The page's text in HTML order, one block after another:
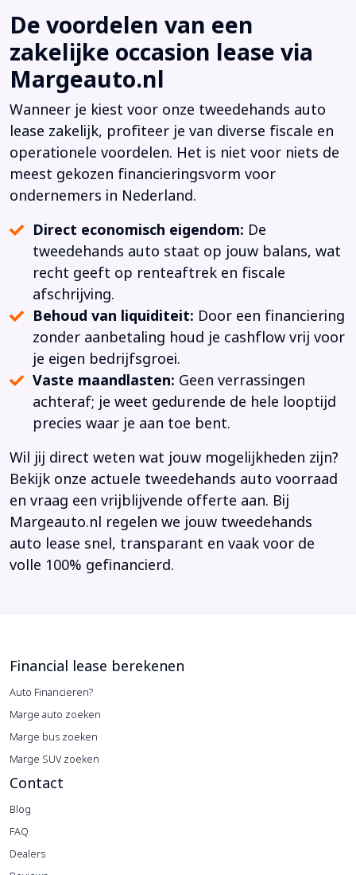
De voordelen van een
zakelijke occasion lease via
Margeauto.nl
Wanneer je kiest voor onze tweedehands auto
lease zakelijk, profiteer je van diverse fiscale en
operationele voordelen. Het is niet voor niets de
meest gekozen financieringsvorm voor
ondernemers in Nederland.
Direct economisch eigendom: De
tweedehands auto staat op jouw balans, wat
recht geeft op renteaftrek en fiscale
afschrijving.
Behoud van liquiditeit: Door een financiering
zonder aanbetaling houd je cashflow vrij voor
je eigen bedrijfsgroei.
Vaste maandlasten: Geen verrassingen
achteraf; je weet gedurende de hele looptijd
precies waar je aan toe bent.
Wil jij direct weten wat jouw mogelijkheden zijn?
Bekijk onze actuele tweedehands auto voorraad
en vraag een vrijblijvende offerte aan. Bij
Margeauto.nl regelen we jouw tweedehands
auto lease snel, transparant en vaak voor de
volle 100% gefinancierd.
Financial lease berekenen
Auto Financieren?
Marge auto zoeken
Marge bus zoeken
Marge SUV zoeken
Contact
Blog
FAQ
Dealers